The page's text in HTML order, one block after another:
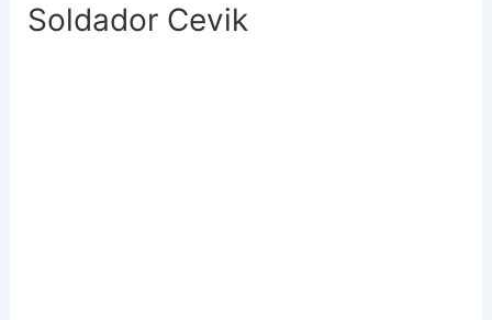
Soldador Cevik